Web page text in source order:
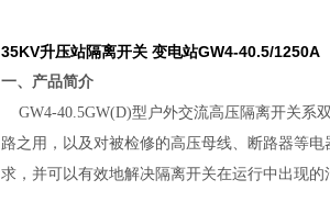
35KV升压站隔离开关 变电站GW4-40.5/1250A
一、产品简介
GW4-40.5GW(D)型户外交流高压隔离开关系
路之用，以及对被检修的高压母线、断路器等
求，并可以有效地解决隔离开关在运行中出现的